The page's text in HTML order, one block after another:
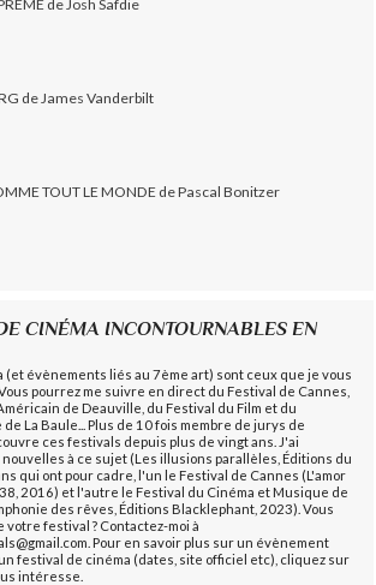
de Josh Safdie
de James Vanderbilt
TOUT LE MONDE de Pascal Bonitzer
CINÉMA INCONTOURNABLES EN
(et évènements liés au 7ème art) sont ceux que je vous
pourrez me suivre en direct du Festival de Cannes,
de Deauville, du Festival du Film et du
La Baule... Plus de 10 fois membre de jurys de
ces festivals depuis plus de vingt ans. J'ai
à ce sujet (Les illusions parallèles, Éditions du
qui ont pour cadre, l'un le Festival de Cannes (L'amor
2016) et l'autre le Festival du Cinéma et Musique de
des rêves, Éditions Blacklephant, 2023). Vous
festival ? Contactez-moi à
Pour en savoir plus sur un évènement
festival de cinéma (dates, site officiel etc), cliquez sur
intéresse.